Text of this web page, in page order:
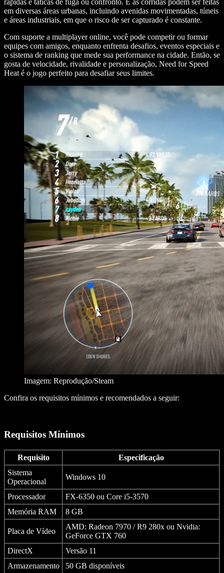
rápidas e táticas de fuga ou confronto. E as corridas podem ser feitas
em diversas áreas urbanas, incluindo avenidas movimentadas, túneis
e áreas industriais, em que o risco de ser capturado é constante.
Com suporte a multiplayer online, você pode competir ou formar
equipes com amigos, enquanto enfrenta desafios, eventos especiais e
o sistema de ranking que mede sua performance na cidade. Então, se
gosta de velocidade, rivalidade e personalização, Need for Speed
Heat é o jogo perfeito para desafiar seus limites.
Imagem: Reprodução/Steam
Confira os requisitos mínimos e recomendados a seguir:
Requisitos Mínimos
Requisito
Especificação
Sistema
Operacional
Windows 10
Processador
FX-6350 ou Core i5-3570
Memória RAM
8 GB
Placa de Vídeo
AMD: Radeon 7970 / R9 280x ou Nvidia:
GeForce GTX 760
DirectX
Versão 11
Armazenamento
50 GB disponíveis